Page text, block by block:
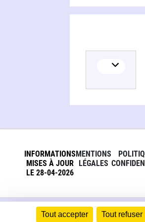
Tout accepter Tout refuser
INFORMATIONS
MISES À JOUR
LE 28-04-2026
MENTIONS
LÉGALES